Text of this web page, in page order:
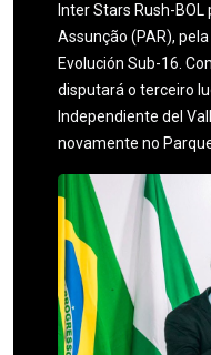
Inter Stars Rush-BOL
Assunção (PAR),
Evolución Sub-16.
disputará o terceiro
Independiente del
novamente no